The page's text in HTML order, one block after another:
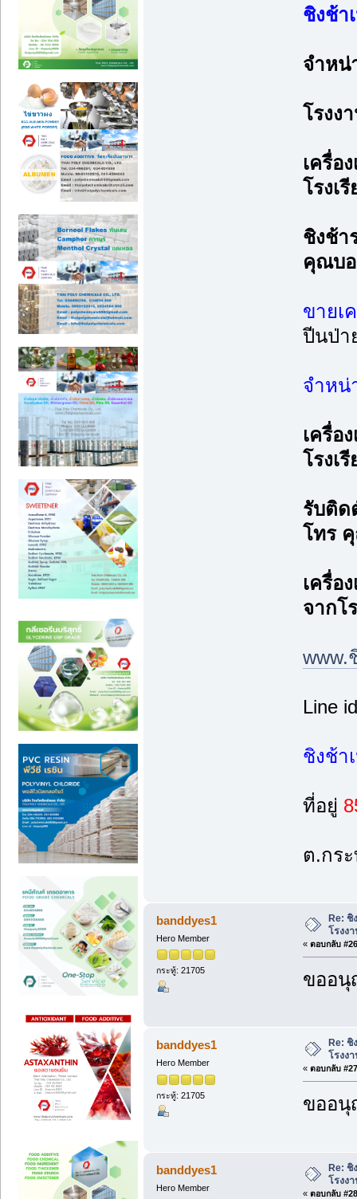
ชิงช้า
จำหน่
โรงง
เครื่อ
โรงเ
ชิงช้า
คุณบ
ขายเ
ปีนป่า
จำหน่
เครื่อ
โรงเ
รับติด
โทร
เครื่อ
จากโ
www.
Line
ชิงช้า
ที่อยู่
ต.กร
banddyes1
Hero Member
กระทู้: 21705
Re: ชิ
โรงง
« ตอบกลับ
ขออนุ
banddyes1
Hero Member
กระทู้: 21705
Re: ชิ
โรงง
« ตอบกลับ
ขออนุ
banddyes1
Hero Member
Re: ชิ
โรงง
« ตอบกลับ